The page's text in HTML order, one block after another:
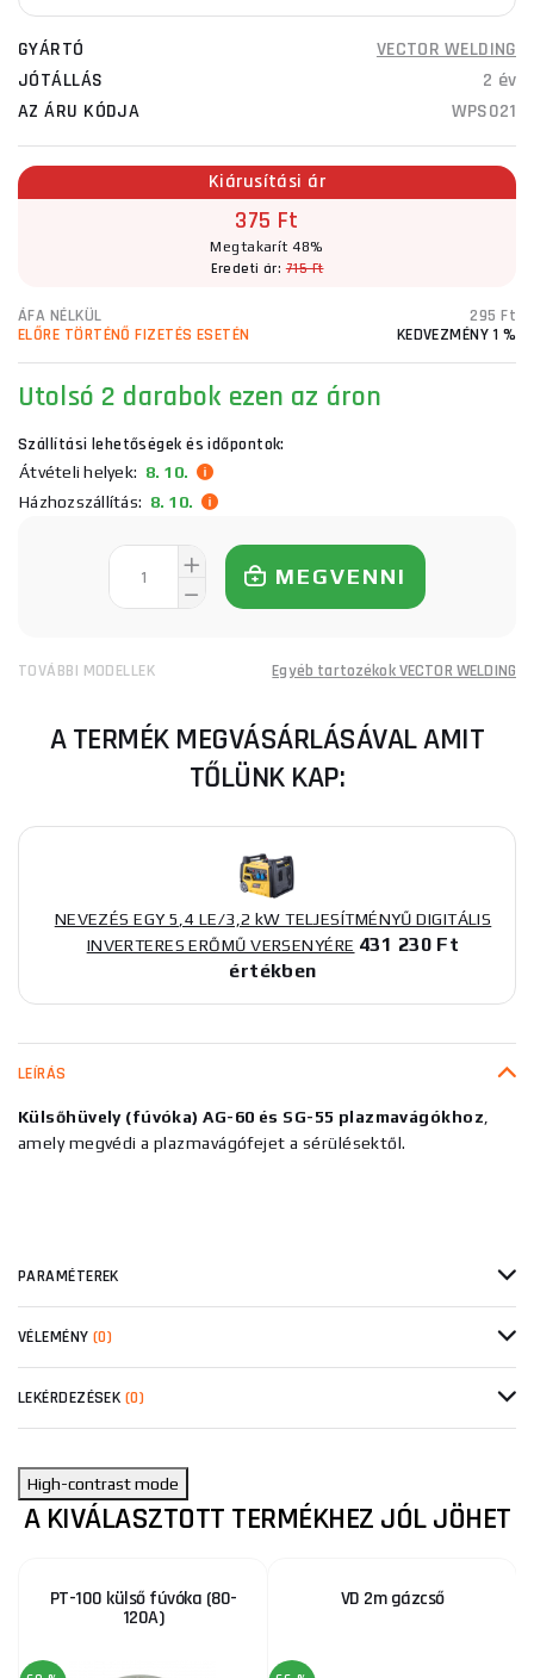
GYÁRTÓ
VECTOR WELDING
JÓTÁLLÁS
2 év
AZ ÁRU KÓDJA
WPS021
Kiárusítási ár
375 Ft
Megtakarít 48%
Eredeti ár:715 Ft
ÁFA NÉLKÜL
295 Ft
ELŐRE TÖRTÉNŐ FIZETÉS ESETÉN
KEDVEZMÉNY 1 %
Utolsó 2 darabok ezen az áron
Szállítási lehetőségek és időpontok:
Átvételi helyek: 8. 10.
Házhozszállítás: 8. 10.
MEGVENNI
TOVÁBBI MODELLEK Egyéb tartozékok VECTOR WELDING
A TERMÉK MEGVÁSÁRLÁSÁVAL AMIT
TŐLÜNK KAP:
NEVEZÉS EGY 5,4 LE/3,2 kW TELJESÍTMÉNYŰ DIGITÁLIS
INVERTERES ERŐMŰ VERSENYÉRE 431 230 Ft
értékben
LEÍRÁS
Külsőhüvely (fúvóka) AG-60 és SG-55 plazmavágókhoz
amely megvédi a plazmavágófejet a sérülésektől.
PARAMÉTEREK
VÉLEMÉNY (0)
LEKÉRDEZÉSEK (0)
High-contrast mode
A KIVÁLASZTOTT TERMÉKHEZ JÓL JÖHET
PT-100 külső fúvóka (80-
120A)
VD 2m gázcső